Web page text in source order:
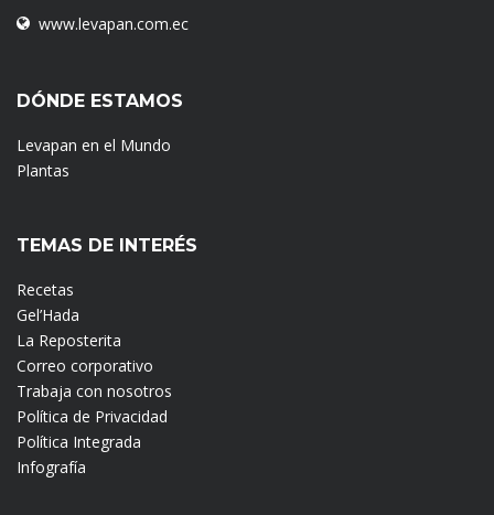
www.levapan.com.ec
DÓNDE ESTAMOS
Levapan en el Mundo
Plantas
TEMAS DE INTERÉS
Recetas
Gel’Hada
La Reposterita
Correo corporativo
Trabaja con nosotros
Política de Privacidad
Política Integrada
Infografía